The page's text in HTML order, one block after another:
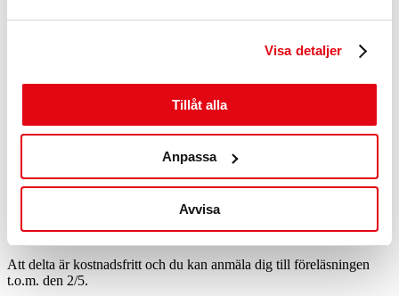
Visa detaljer
Tillåt alla
Anpassa
Avvisa
Onsdagen den 4 maj 2022 kl 12:00 – 13:30
Online
Anmälan
Att delta är kostnadsfritt och du kan anmäla dig till föreläsningen
t.o.m. den 2/5.